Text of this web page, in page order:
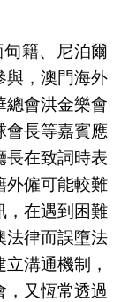
籍、尼泊爾
與，澳門海外
總會洪金樂會
會長等嘉賓應
長在致詞時表
外僱可能較難
，在遇到困難
法律而誤墮法
溝通機制，
，又恆常透過